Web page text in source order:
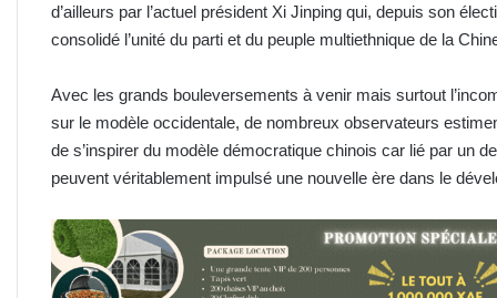
d’ailleurs par l’actuel président Xi Jinping qui, depuis son
consolidé l’unité du parti et du peuple multiethnique de la
Avec les grands bouleversements à venir mais surtout
sur le modèle occidentale, de nombreux observateurs
de s’inspirer du modèle démocratique chinois car lié par un
peuvent véritablement impulsé une nouvelle ère dans le